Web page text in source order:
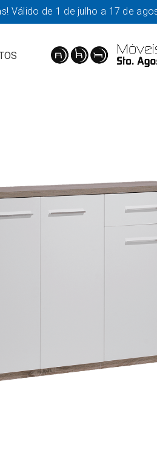
Válido de 1 de julho a 17 de